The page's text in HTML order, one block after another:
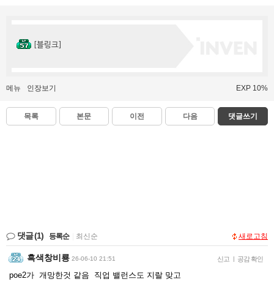
[블링크]
메뉴 인장보기 EXP 10%
목록 본문 이전 다음 댓글쓰기
댓글(1) 등록순 최신순 새로고침
흑색창비룡 26-06-10 21:51 신고 | 공감 확인
poe2가 개망한것 같음 직업 밸런스도 지랄 맞고